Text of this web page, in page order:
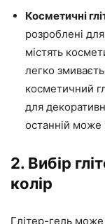
Косметичні
розроблені
містять
легко
косметичний
для
останній може
2. Вибір
колір
Глітер-гель може